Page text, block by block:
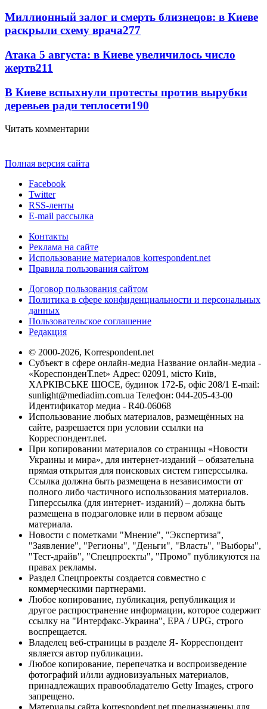
Миллионный залог и смерть близнецов: в Киеве
раскрыли схему врача277
Атака 5 августа: в Киеве увеличилось число
жертв211
В Киеве вспыхнули протесты против вырубки
деревьев ради теплосети190
Читать комментарии
Полная версия сайта
Facebook
Twitter
RSS-ленты
E-mail рассылка
Контакты
Реклама на сайте
Использование материалов korrespondent.net
Правила пользования сайтом
Договор пользования сайтом
Политика в сфере конфиденциальности и персональных
данных
Пользовательское соглашение
Редакция
© 2000-2026, Korrespondent.net
Субъект в сфере онлайн-медиа Название онлайн-медиа -
«КореспонденТ.net» Адрес: 02091, місто Київ,
ХАРКІВСЬКЕ ШОСЕ, будинок 172-Б, офіс 208/1 E-mail:
sunlight@mediadim.com.ua Телефон: 044-205-43-00
Идентификатор медиа - R40-06068
Использование любых материалов, размещённых на
сайте, разрешается при условии ссылки на
Корреспондент.net.
При копировании материалов со страницы «Новости
Украины и мира», для интернет-изданий – обязательна
прямая открытая для поисковых систем гиперссылка.
Ссылка должна быть размещена в независимости от
полного либо частичного использования материалов.
Гиперссылка (для интернет- изданий) – должна быть
размещена в подзаголовке или в первом абзаце
материала.
Новости с пометками "Мнение", "Экспертиза",
"Заявление", "Регионы", "Деньги", "Власть", "Выборы",
"Тест-драйв", "Спецпроекты", "Промо" публикуются на
правах рекламы.
Раздел Спецпроекты создается совместно с
коммерческими партнерами.
Любое копирование, публикация, републикация и
другое распространение информации, которое содержит
ссылку на "Интерфакс-Украина", EPA / UPG, строго
воспрещается.
Владелец веб-страницы в разделе Я- Корреспондент
является автор публикации.
Любое копирование, перепечатка и воспроизведение
фотографий и/или аудиовизуальных материалов,
принадлежащих правообладателю Getty Images, строго
запрещено.
Материалы сайта korrespondent.net предназначены для